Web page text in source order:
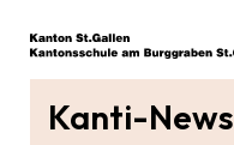
Kanti-News